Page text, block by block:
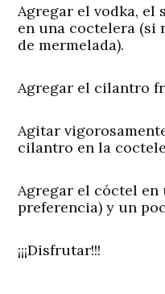
Agregar el vodka, el
en una coctelera (si
de mermelada).
Agregar el cilantro
Agitar
cilantro en la
Agregar el cóctel en
preferencia) y un
¡¡¡Disfrutar!!!